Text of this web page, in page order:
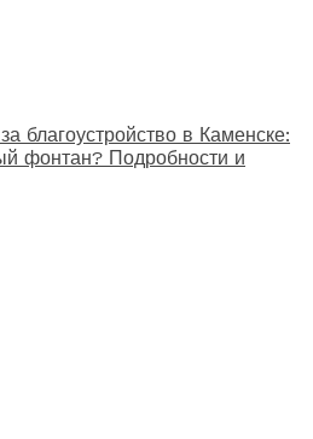
благоустройство в Каменске:
фонтан? Подробности и